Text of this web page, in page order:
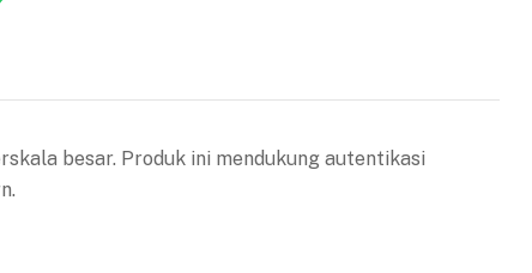
besar. Produk ini mendukung autentikasi